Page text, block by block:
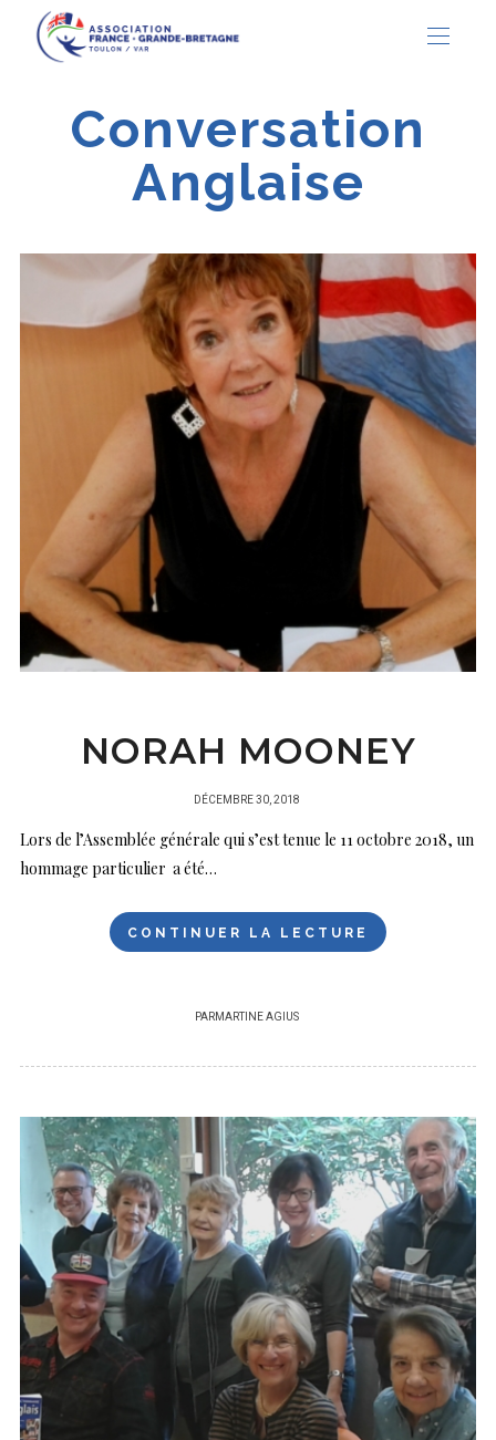
Conversation
Anglaise
NORAH MOONEY
PUBLIÉ
DÉCEMBRE 30, 2018
Lors de l’Assemblée générale qui s’est tenue le 11 octobre 2018, un
hommage particulier a été…
CONTINUER LA LECTURE
PARMARTINE AGIUS